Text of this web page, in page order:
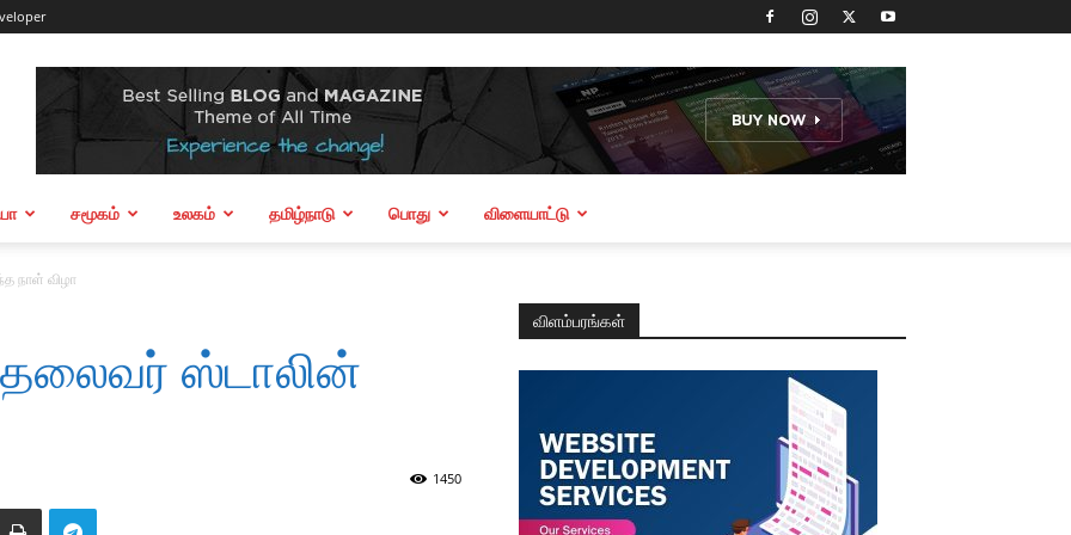
சமூகம் உலகம் தமிழ்நாடு பொது விளையாட்டு
நாள் விழா
ஸ்டாலின்
1450
விளம்பரங்கள்